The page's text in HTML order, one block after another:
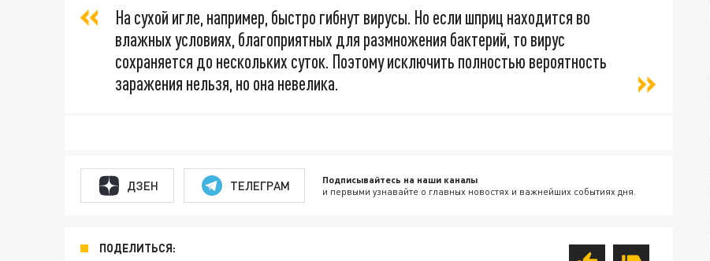
На сухой игле, например, быстро гибнут вирусы. Но если шприц находится во
влажных условиях, благоприятных для размножения бактерий, то вирус
сохраняется до нескольких суток. Поэтому исключить полностью вероятность
заражения нельзя, но она невелика.
ДЗЕН ТЕЛЕГРАМ Подписывайтесь на наши каналы
и первыми узнавайте о главных новостях и важнейших событиях дня.
ПОДЕЛИТЬСЯ: